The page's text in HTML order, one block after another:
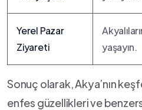
Yerel Pazar
‌Ziyareti
yaşayın.
Sonuç ‍olarak, Akya’nın
enfes‌ güzellikleri ve